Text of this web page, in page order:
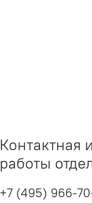
Контактная
работы
+7 (495) 966-